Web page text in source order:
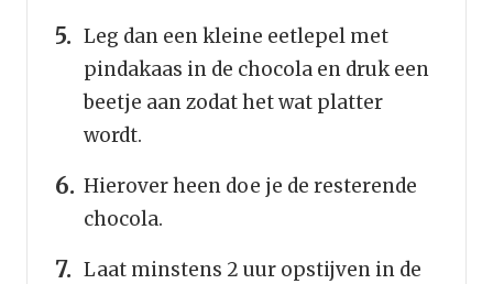
Leg dan een kleine eetlepel met
pindakaas in de chocola en druk een
beetje aan zodat het wat platter
wordt.
Hierover heen doe je de resterende
chocola.
Laat minstens 2 uur opstijven in de